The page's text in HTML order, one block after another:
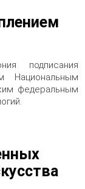
подписания
Национальным
федеральным